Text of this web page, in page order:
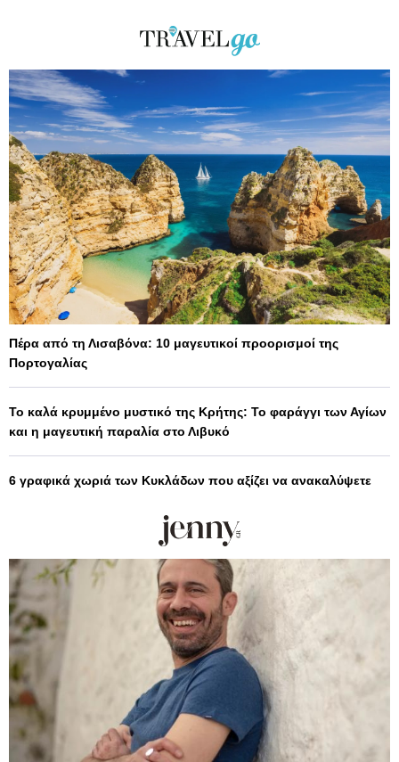
Πέρα από τη Λισαβόνα: 10 μαγευτικοί προορισμοί της
Πορτογαλίας
Το καλά κρυμμένο μυστικό της Κρήτης: Το φαράγγι των Αγίων
και η μαγευτική παραλία στο Λιβυκό
6 γραφικά χωριά των Κυκλάδων που αξίζει να ανακαλύψετε